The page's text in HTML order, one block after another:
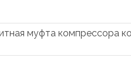
муфта компрессора